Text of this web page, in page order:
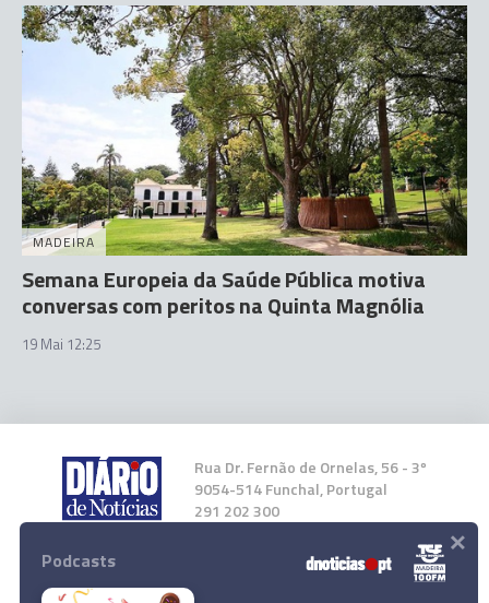
MADEIRA
Semana Europeia da Saúde Pública motiva
conversas com peritos na Quinta Magnólia
19 Mai 12:25
Rua Dr. Fernão de Ornelas, 56 - 3º
9054-514 Funchal, Portugal
291 202 300
Instale a nossa App
Podcasts ×